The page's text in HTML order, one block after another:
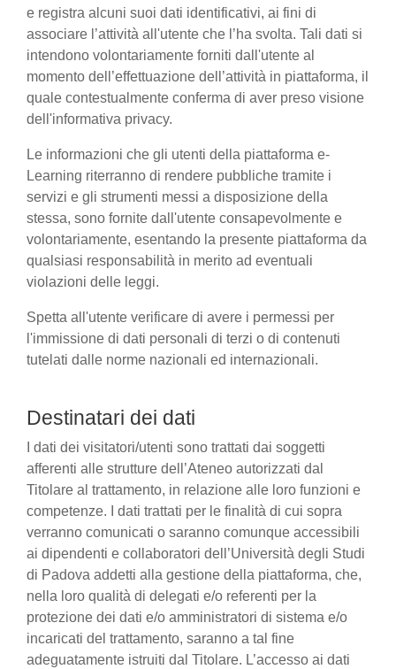
e registra alcuni suoi dati identificativi, ai fini di
associare l’attività all'utente che l’ha svolta. Tali dati si
intendono volontariamente forniti dall'utente al
momento dell’effettuazione dell’attività in piattaforma, il
quale contestualmente conferma di aver preso visione
dell'informativa privacy.
Le informazioni che gli utenti della piattaforma e-
Learning riterranno di rendere pubbliche tramite i
servizi e gli strumenti messi a disposizione della
stessa, sono fornite dall'utente consapevolmente e
volontariamente, esentando la presente piattaforma da
qualsiasi responsabilità in merito ad eventuali
violazioni delle leggi.
Spetta all'utente verificare di avere i permessi per
l'immissione di dati personali di terzi o di contenuti
tutelati dalle norme nazionali ed internazionali.
Destinatari dei dati
I dati dei visitatori/utenti sono trattati dai soggetti
afferenti alle strutture dell’Ateneo autorizzati dal
Titolare al trattamento, in relazione alle loro funzioni e
competenze. I dati trattati per le finalità di cui sopra
verranno comunicati o saranno comunque accessibili
ai dipendenti e collaboratori dell’Università degli Studi
di Padova addetti alla gestione della piattaforma, che,
nella loro qualità di delegati e/o referenti per la
protezione dei dati e/o amministratori di sistema e/o
incaricati del trattamento, saranno a tal fine
adeguatamente istruiti dal Titolare. L’accesso ai dati